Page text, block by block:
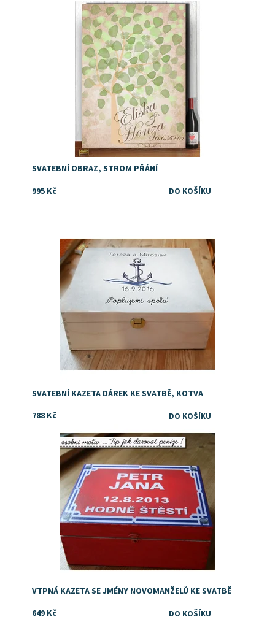
Dostupnost: Skladem
SVATEBNÍ OBRAZ, STROM PŘÁNÍ
995 Kč
SVATEBNÍ KAZETA DÁREK KE SVATBĚ, KOTVA
788 Kč
VTPNÁ KAZETA SE JMÉNY NOVOMANŽELŮ KE SVATBĚ
649 Kč